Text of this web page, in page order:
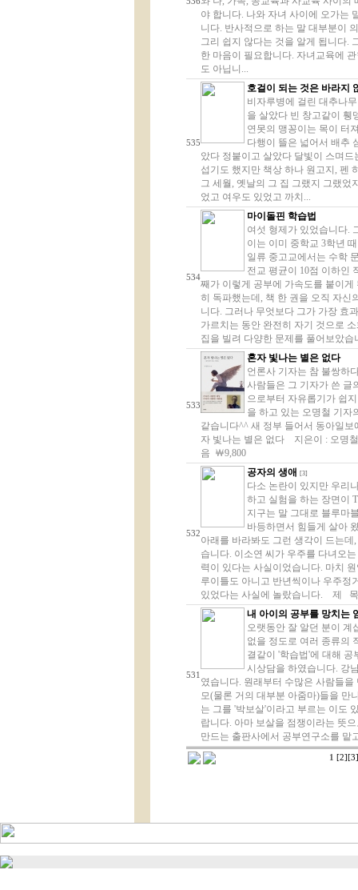
야 합니다. 나와 자녀 사이에 오가는
니다. 반사적으로 하는 말 대부분이
그리 쉽지 않다는 것을 알게 됩니다.
한 마음이 필요합니다. 자녀교육에
도 아닙니...
535
호걸이 되는 것은 바라지
비자루병에 걸린 대추나
을 살았다 빈 창고같이 휑
연못의 맹꽁이는 목이 터
다행이 뜰은 넓어서 배추
았다 정붙이고 살았다 달빛이 스며
섭기도 했지만 책상 하나 원고지, 펜
그 세월, 옛날의 그 집 그랬지 그랬었
었고 여우도 있었고 까치...
534
마이돌핀 학습법
여섯 형제가 있었습니다.
이는 이미 중학교 3학년
일류 중고교에서는 수학
전교 평균이 10점 이하인
째가 이렇게 공부에 가속도를 붙이
히 독파했는데, 책 한 권을 오직 자신
니다. 그러나 무엇보다 그가 가장 효
가르치는 동안 완전히 자기 것으로
집을 빌려 다양한 문제를 풀어보았
533
혼자 빛나는 별은 없다
언론사 기자는 참 불쌍하
사람들은 그 기자가 쓴 글
으로부터 자유롭기가 쉽
을 하고 있는 오명철 기자
같습니다^^ 새 정부 들어서 동아일
자 빛나는 별은 없다 지은이 : 오명
음 ￦9,800
532
공자의 생애 [3]
다소 논란이 있지만 우리
하고 실험을 하는 장면이
지구는 말 그대로 블루마
바등하면서 힘들게 살아
아래를 바라봐도 그런 생각이 드는
습니다. 이소연 씨가 우주를 다녀오
력이 있다는 사실이었습니다. 마치
루이틀도 아니고 반년씩이나 우주정
있었다는 사실에 놀랐습니다. 제
531
내 아이의 공부를 망치는
오랫동안 잘 알던 분이 계
없을 정도로 여러 종류의
결같이 '학습법'에 대해 공
시상담을 하였습니다. 강
였습니다. 원래부터 수많은 사람들
모(물론 거의 대부분 아줌마)들을 만
는 그를 '박보살'이라고 부르는 이도
랍니다. 아마 보살을 점쟁이라는 뜻
만드는 출판사에서 공부연구소를 맡
1 [2] [3]